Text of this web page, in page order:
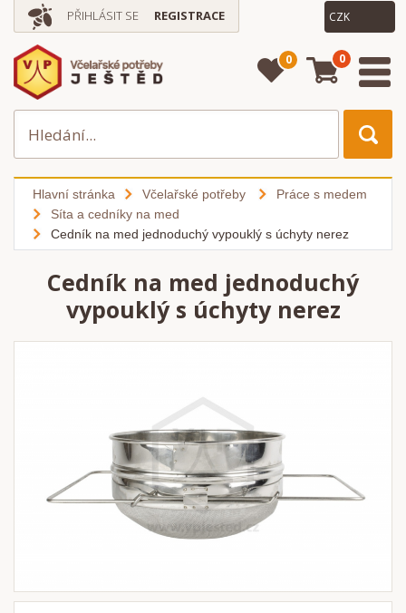
PŘIHLÁSIT SE REGISTRACE
0 0
Hlavní stránka Včelařské potřeby
Práce s medem
Síta a cedníky na med
Cedník na med jednoduchý vypouklý s úchyty nerez
Cedník na med jednoduchý
vypouklý s úchyty nerez